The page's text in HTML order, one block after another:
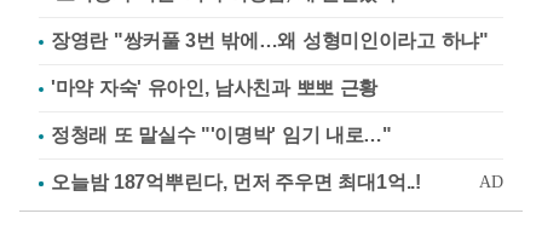
장영란 "쌍커풀 3번 밖에…왜 성형미인이라고 하냐"
'마약 자숙' 유아인, 남사친과 뽀뽀 근황
정청래 또 말실수 "'이명박' 임기 내로…"